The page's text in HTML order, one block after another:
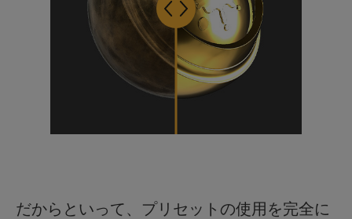
だからといって、プリセットの使用を完全に